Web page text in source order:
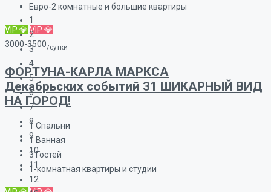
1
2
3
4
5
6
7
8
9
10
11
12
Евро-2 комнатные и большие квартиры
VIP 💎 VIP 💎
3000-3500/сутки
ФОРТУНА-КАРЛА МАРКСА
Декабрьских событий 31 ШИКАРНЫЙ ВИД
НА ГОРОД!
1 Спальни
1 Ванная
3 Гостей
1-комнатная квартиры и студии